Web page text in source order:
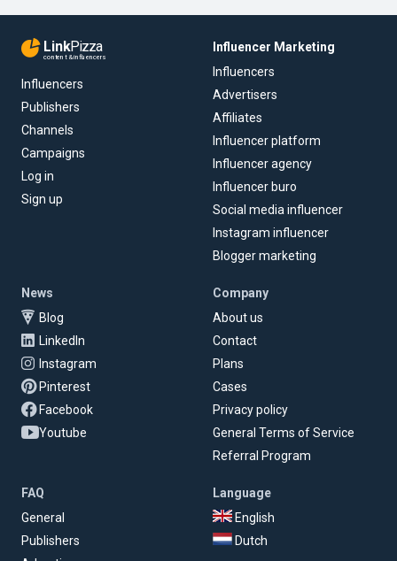
LinkPizza
content & influencers
Influencers
Publishers
Channels
Campaigns
Log in
Sign up
Influencer Marketing
Influencers
Advertisers
Affiliates
Influencer platform
Influencer agency
Influencer buro
Social media influencer
Instagram influencer
Blogger marketing
News
Blog
LinkedIn
Instagram
Pinterest
Facebook
Youtube
Company
About us
Contact
Plans
Cases
Privacy policy
General Terms of Service
Referral Program
FAQ
General
Publishers
Language
English
Dutch